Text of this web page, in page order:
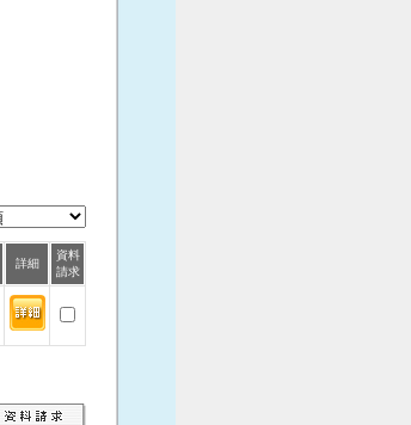
詳細
資料
請求